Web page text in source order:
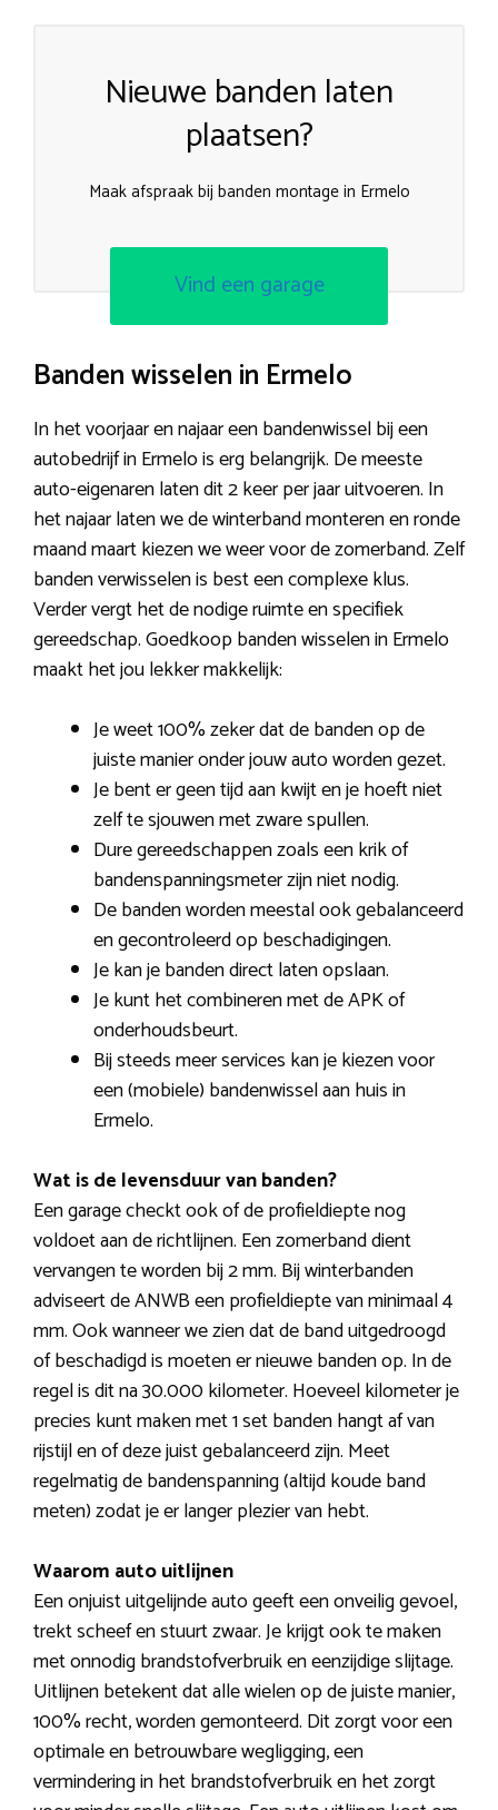
Nieuwe banden laten
plaatsen?
Maak afspraak bij banden montage in Ermelo
Vind een garage
Banden wisselen in Ermelo
In het voorjaar en najaar een bandenwissel bij een
autobedrijf in Ermelo is erg belangrijk. De meeste
auto-eigenaren laten dit 2 keer per jaar uitvoeren. In
het najaar laten we de winterband monteren en ronde
maand maart kiezen we weer voor de zomerband. Zelf
banden verwisselen is best een complexe klus.
Verder vergt het de nodige ruimte en specifiek
gereedschap. Goedkoop banden wisselen in Ermelo
maakt het jou lekker makkelijk:
Je weet 100% zeker dat de banden op de
juiste manier onder jouw auto worden gezet.
Je bent er geen tijd aan kwijt en je hoeft niet
zelf te sjouwen met zware spullen.
Dure gereedschappen zoals een krik of
bandenspanningsmeter zijn niet nodig.
De banden worden meestal ook gebalanceerd
en gecontroleerd op beschadigingen.
Je kan je banden direct laten opslaan.
Je kunt het combineren met de APK of
onderhoudsbeurt.
Bij steeds meer services kan je kiezen voor
een (mobiele) bandenwissel aan huis in
Ermelo.
Wat is de levensduur van banden?
Een garage checkt ook of de profieldiepte nog
voldoet aan de richtlijnen. Een zomerband dient
vervangen te worden bij 2 mm. Bij winterbanden
adviseert de ANWB een profieldiepte van minimaal 4
mm. Ook wanneer we zien dat de band uitgedroogd
of beschadigd is moeten er nieuwe banden op. In de
regel is dit na 30.000 kilometer. Hoeveel kilometer je
precies kunt maken met 1 set banden hangt af van
rijstijl en of deze juist gebalanceerd zijn. Meet
regelmatig de bandenspanning (altijd koude band
meten) zodat je er langer plezier van hebt.
Waarom auto uitlijnen
Een onjuist uitgelijnde auto geeft een onveilig gevoel,
trekt scheef en stuurt zwaar. Je krijgt ook te maken
met onnodig brandstofverbruik en eenzijdige slijtage.
Uitlijnen betekent dat alle wielen op de juiste manier,
100% recht, worden gemonteerd. Dit zorgt voor een
optimale en betrouwbare wegligging, een
vermindering in het brandstofverbruik en het zorgt